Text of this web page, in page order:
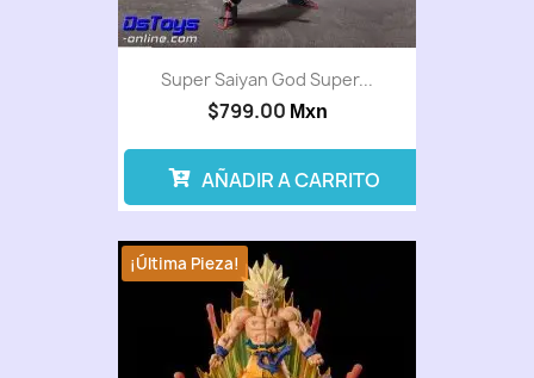
Super Saiyan God Super...
$799.00 Mxn
AÑADIR A CARRITO
¡Última Pieza!